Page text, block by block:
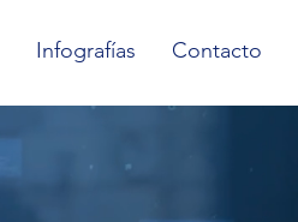
Infografías Contacto